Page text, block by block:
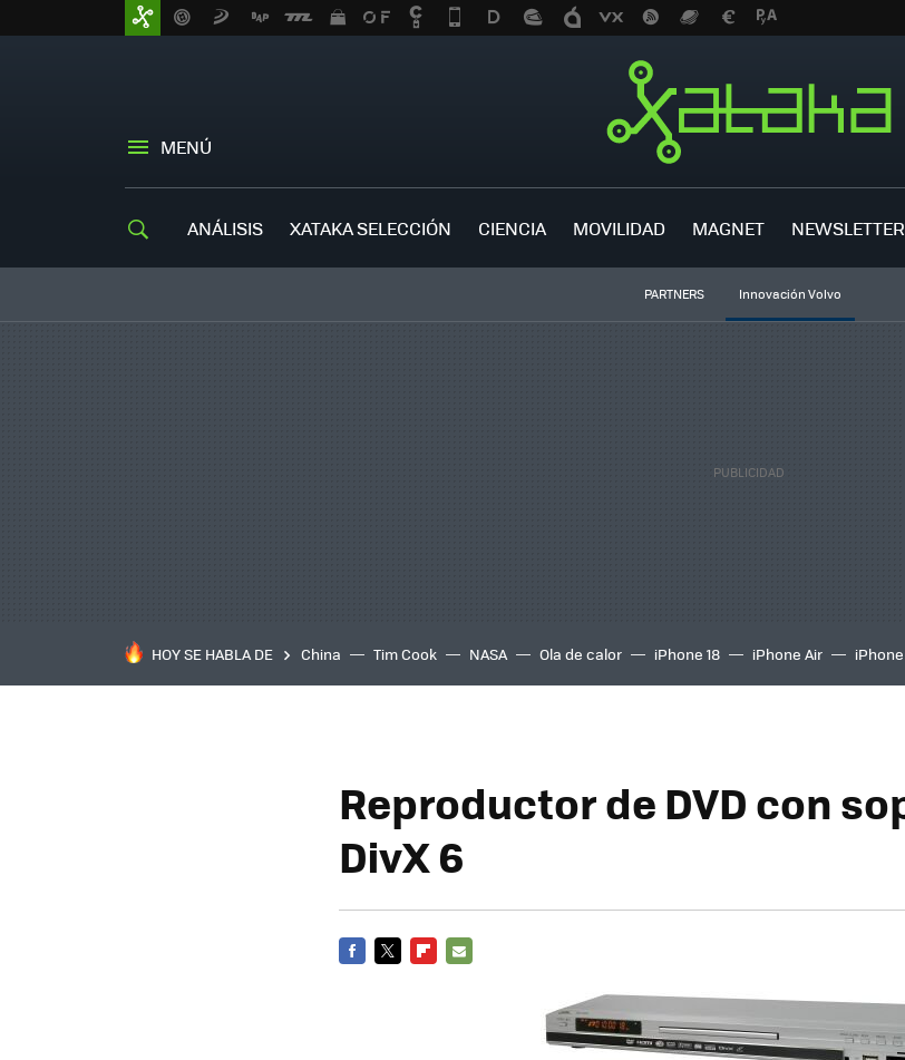
MENÚ
ANÁLISIS XATAKA SELECCIÓN CIENCIA MOVILIDAD MAGNET NEWSLETTER
PARTNERS Innovación Volvo
HOY SE HABLA DE China Tim Cook NASA Ola de calor iPhone 18 iPhone Air iPhone
Reproductor de DVD con
DivX 6